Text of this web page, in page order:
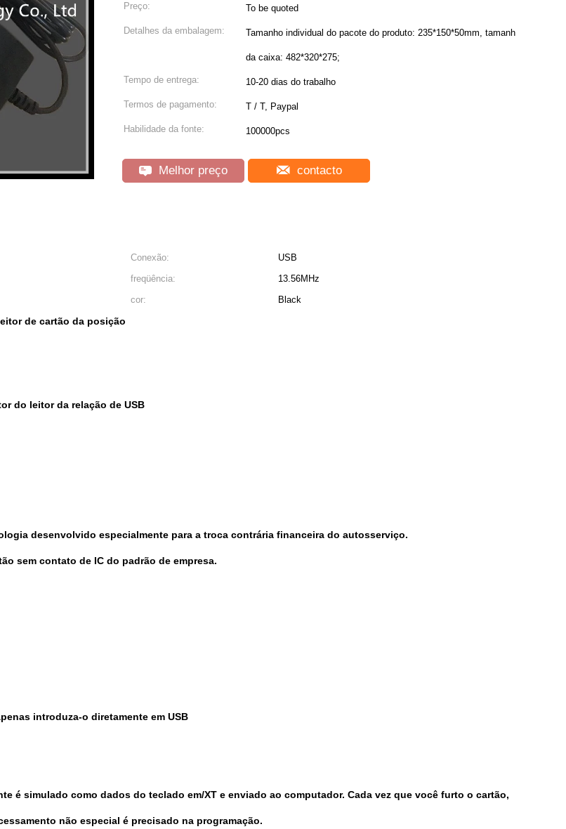
Preço: To be quoted
Detalhes da embalagem: Tamanho individual do pacote do produto: 235*150*50mm, tamanho
da caixa: 482*320*275;
Tempo de entrega: 10-20 dias do trabalho
Termos de pagamento: T / T, Paypal
Habilidade da fonte: 100000pcs
Melhor preço contacto
Conexão:
USB
freqüência:
13.56MHz
cor:
Black
de cartão da posição
do leitor da relação de USB
desenvolvido especialmente para a troca contrária financeira do autosserviço.
sem contato de IC do padrão de empresa.
introduza-o diretamente em USB
é simulado como dados do teclado em/XT e enviado ao computador. Cada vez que você furto o cartão,
não especial é precisado na programação.